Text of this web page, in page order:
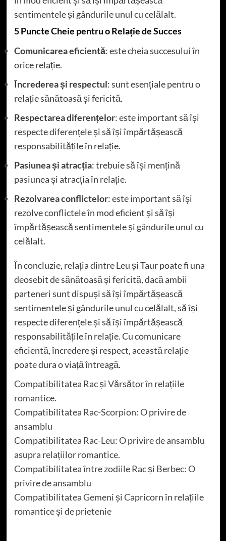
sentimentele și gândurile unul cu celălalt.
5 Puncte Cheie pentru o Relație de Succes
Comunicarea eficientă: este cheia succesului în
orice relație.
Încrederea și respectul: sunt esențiale pentru o
relație sănătoasă și fericită.
Respectarea diferențelor: este important să își
respecte diferențele și să își împărtășească
responsabilitățile în relație.
Pasiunea și atracția: trebuie să își mențină
pasiunea și atracția în relație.
Rezolvarea conflictelor: este important să își
rezolve conflictele în mod eficient și să își
împărtășească sentimentele și gândurile unul cu
celălalt.
În concluzie, relația dintre Leu și Taur poate fi una
deosebit de sănătoasă și fericită, dacă ambii
parteneri sunt dispuși să își împărtășească
sentimentele și gândurile unul cu celălalt, să își
respecte diferențele și să își împărtășească
responsabilitățile în relație. Cu comunicare
eficientă, încredere și respect, această relație
poate dura o viață întreagă.
Compatibilitatea Rac și Vărsător în relațiile
romantice.
Compatibilitatea Rac-Scorpion: O privire de
ansamblu
Compatibilitatea Rac-Leu: O privire de ansamblu
asupra relațiilor romantice.
Compatibilitatea între zodiile Rac și Berbec: O
privire de ansamblu
Compatibilitatea Gemeni și Capricorn în relațiile
romantice și de prietenie